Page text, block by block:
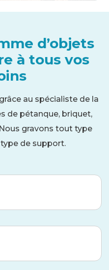
d’objets
à tous vos
au spécialiste de la
de pétanque, briquet,
gravons tout type
de support.